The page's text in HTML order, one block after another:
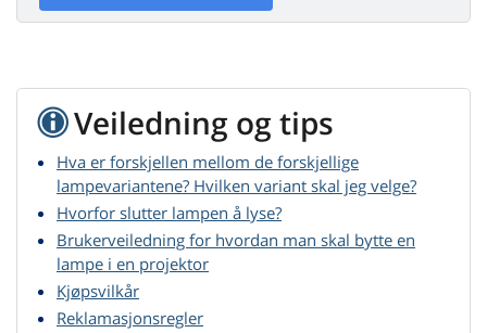
Veiledning og tips
Hva er forskjellen mellom de forskjellige
lampevariantene? Hvilken variant skal jeg velge?
Hvorfor slutter lampen å lyse?
Brukerveiledning for hvordan man skal bytte en
lampe i en projektor
Kjøpsvilkår
Reklamasjonsregler